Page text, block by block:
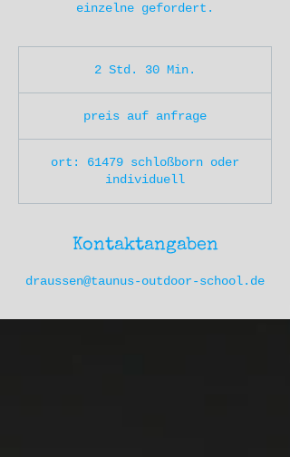
einzelne gefordert.
2 Std. 30 Min.
d
.
i
.
preis auf anfrage
ort: 61479 schloßborn oder
individuell
Kontaktangaben
draussen@taunus-outdoor-school.de